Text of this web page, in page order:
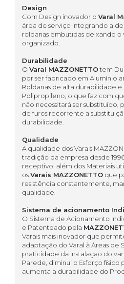
Design
Com Design inovador o Varal
área de serviço integrando a
roldanas embutidas deixando o
organizado.
Durabilidade
O Varal MAZZONETTOtem
por ser fabricado em Alumínio
Roldanas de alta durabilidade e
Polipropileno, o que faz com
não necessitará ser substituído,
de furos recorrente a
durabilidade.
Qualidade
A qualidade dos Varais
tradição da empresa desde
receptivo, além dos Materiais
osVarais MAZZONETTO que
resistência constantemente,
qualidade.
Sistema de acionamento
O Sistema de Acionamento
e Patenteado pela
Varais mais inovador que
adaptação do Varal à Áreas de
praticidade da Instalação do
Parede, diminui o Esforço físico
aumenta a durabilidade do